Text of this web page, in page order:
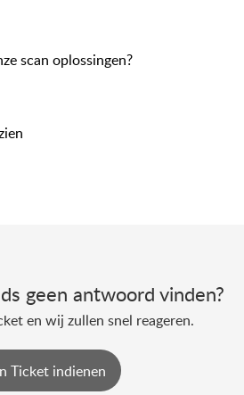
scan oplossingen?
geen antwoord vinden?
en wij zullen snel reageren.
Ticket indienen